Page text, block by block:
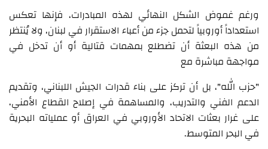
ورغم غموض الشكل النهائي لهذه المبادرات، فإنها تعكس
استعداداً أوروبياً لتحمل جزء من أعباء الاستقرار في لبنان، ولا يُنتظر
من هذه البعثة أن تضطلع بمهمات قتالية أو أن تدخل في
مواجهة مباشرة مع
"حزب الله"، بل أن تركز على بناء قدرات الجيش اللبناني، وتقديم
الدعم الفني والتدريب، والمساهمة في إصلاح القطاع الأمني،
على غرار بعثات الاتحاد الأوروبي في العراق أو عملياته البحرية
في البحر المتوسط.